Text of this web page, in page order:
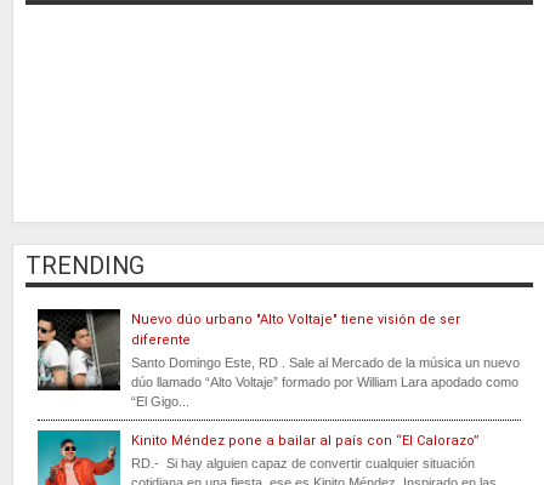
TRENDING
Nuevo dúo urbano "Alto Voltaje" tiene visión de ser
diferente
Santo Domingo Este, RD . Sale al Mercado de la música un nuevo
dúo llamado “Alto Voltaje” formado por William Lara apodado como
“El Gigo...
Kinito Méndez pone a bailar al país con “El Calorazo”
RD.- Si hay alguien capaz de convertir cualquier situación